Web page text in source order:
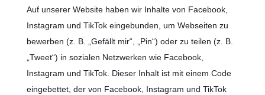
Auf unserer Website haben wir Inhalte von Facebook,
Instagram und TikTok eingebunden, um Webseiten zu
bewerben (z. B. „Gefällt mir“, „Pin“) oder zu teilen (z. B.
„Tweet“) in sozialen Netzwerken wie Facebook,
Instagram und TikTok. Dieser Inhalt ist mit einem Code
eingebettet, der von Facebook, Instagram und TikTok